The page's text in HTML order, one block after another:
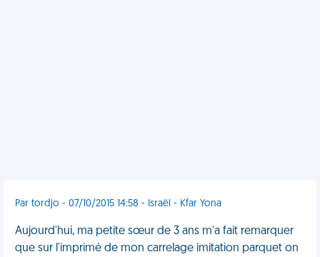
Par tordjo - 07/10/2015 14:58 - Israël - Kfar Yona
Aujourd'hui, ma petite sœur de 3 ans m'a fait remarquer
que sur l'imprimé de mon carrelage imitation parquet on